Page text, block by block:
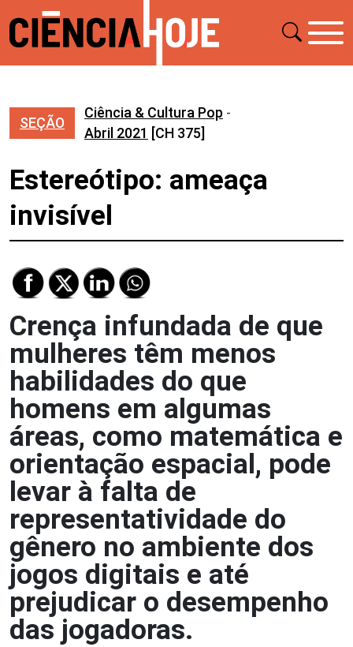
SEÇÃO
Ciência & Cultura Pop -
Abril 2021 [CH 375]
Estereótipo: ameaça
invisível
Crença infundada de que
mulheres têm menos
habilidades do que
homens em algumas
áreas, como matemática e
orientação espacial, pode
levar à falta de
representatividade do
gênero no ambiente dos
jogos digitais e até
prejudicar o desempenho
das jogadoras.